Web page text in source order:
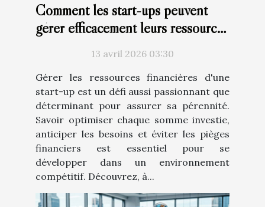
Comment les start-ups peuvent
gérer efficacement leurs ressources
13 avril 2026 03:30
Gérer les ressources financières d'une
start-up est un défi aussi passionnant que
déterminant pour assurer sa pérennité.
Savoir optimiser chaque somme investie,
anticiper les besoins et éviter les pièges
financiers est essentiel pour se
développer dans un environnement
compétitif. Découvrez, à...